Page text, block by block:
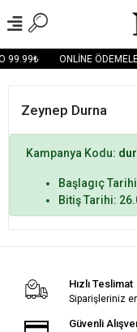
99.99₺ ONLİNE
Zeynep Durna
Kampanya Kodu:
Başlagıç
Bitiş Tarihi:
Hızlı Teslimat
Siparişleriniz
Güvenli